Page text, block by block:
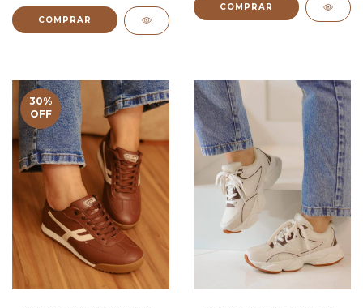
COMPRAR
COMPRAR
30%
OFF